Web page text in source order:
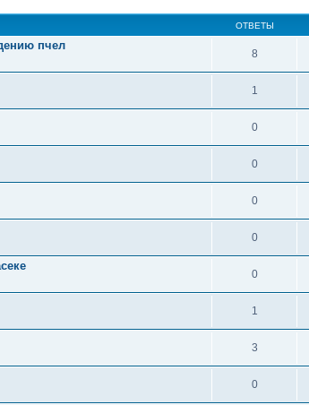
ОТВЕТЫ
пчел
8
1
0
0
0
0
0
1
3
0